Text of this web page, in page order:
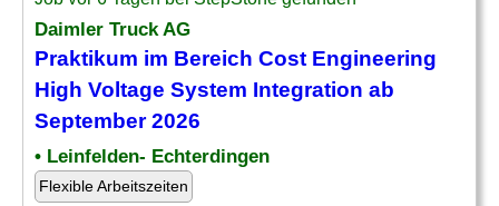
Daimler Truck AG
Praktikum im Bereich Cost Engineering
High Voltage System Integration ab
September 2026
• Leinfelden- Echterdingen
Flexible Arbeitszeiten